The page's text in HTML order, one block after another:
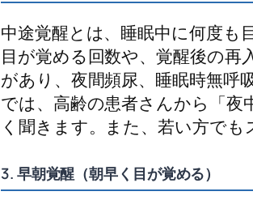
中途覚醒とは、睡眠中に何度も
目が覚める回数や、覚醒後の
があり、夜間頻尿、睡眠時無呼
では、高齢の患者さんから「
く聞きます。また、若い方で
3. 早朝覚醒（朝早く目が覚める）